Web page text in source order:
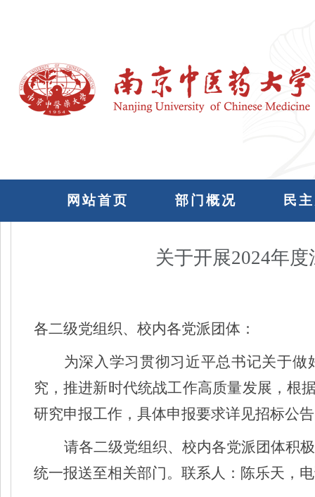
网站首页 部门概况 民
关于开展2024年
各二级党组织、校内各党派团体：
为深入学习贯彻习近平总书记关于
究，推进新时代统战工作高质量发展，根
研究申报工作，具体申报要求详见招标公
请各二级党组织、校内各党派团体积
统一报送至相关部门。联系人：陈乐天，